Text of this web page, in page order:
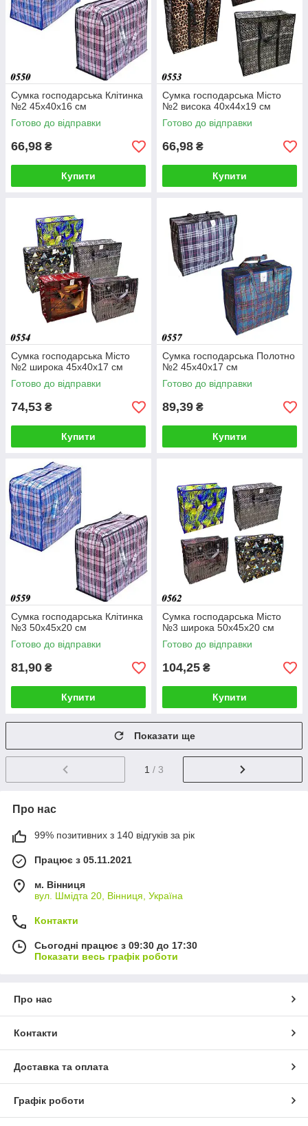
Сумка господарська Клітинка
№2 45х40х16 см
Готово до відправки
66,98 ₴
Купити
Сумка господарська Місто
№2 висока 40х44х19 см
Готово до відправки
66,98 ₴
Купити
Сумка господарська Місто
№2 широка 45х40х17 см
Готово до відправки
74,53 ₴
Купити
Сумка господарська Полотно
№2 45x40х17 см
Готово до відправки
89,39 ₴
Купити
Сумка господарська Клітинка
№3 50х45х20 см
Готово до відправки
81,90 ₴
Купити
Сумка господарська Місто
№3 широка 50х45х20 см
Готово до відправки
104,25 ₴
Купити
Показати ще
1 / 3
Про нас
99% позитивних з 140 відгуків за рік
Працює з 05.11.2021
м. Вінниця
вул. Шмідта 20, Вінниця, Україна
Контакти
Сьогодні працює з 09:30 до 17:30
Показати весь графік роботи
Про нас
Контакти
Доставка та оплата
Графік роботи